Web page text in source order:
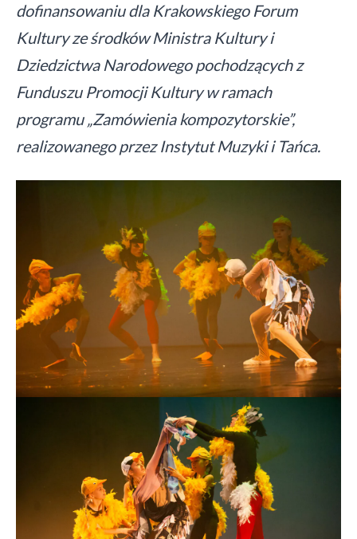
dofinansowaniu dla Krakowskiego Forum
Kultury ze środków Ministra Kultury i
Dziedzictwa Narodowego pochodzących z
Funduszu Promocji Kultury w ramach
programu „Zamówienia kompozytorskie”,
realizowanego przez Instytut Muzyki i Tańca.